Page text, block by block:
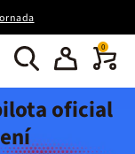
0
oficial